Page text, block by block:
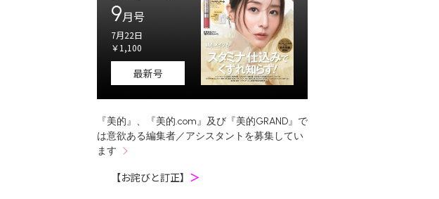
9月号
7月22日
￥1,100
最新号
『美的』、『美的.com』及び『美的GRAND』で
は意欲ある編集者／アシスタントを募集してい
ます
【お詫びと訂正】 ＞